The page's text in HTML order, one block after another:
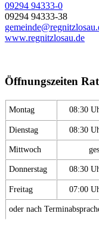
09294 94333-0
09294 94333-38
www.regnitzlosau.de
Öffnungszeiten
Montag 08:30
Dienstag 08:30
Mittwoch
Donnerstag 08:30
Freitag 07:00
oder nach